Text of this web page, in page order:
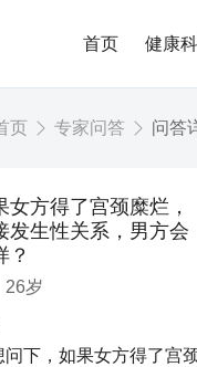
首页 健康
页 专家问答 问答
女方得了宫颈糜烂，
发生性关系，男方会
？
26岁
问下，如果女方得了宫